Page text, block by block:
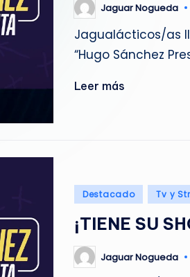
Publicado
por
Jaguar Nogueda
Jagualácticos/as
“Hugo Sánchez
Leer más
Publicado
Destacado Tv y
¡TIENE SU
Publicado
por
Jaguar Nogueda